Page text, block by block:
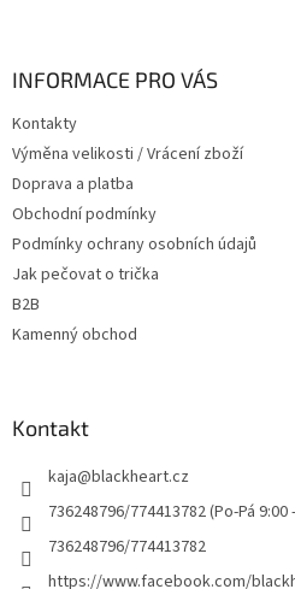
INFORMACE PRO VÁS
Kontakty
Výměna velikosti / Vrácení zboží
Doprava a platba
Obchodní podmínky
Podmínky ochrany osobních údajů
Jak pečovat o trička
B2B
Kamenný obchod
Kontakt
kaja@blackheart.cz
736248796/774413782 (Po-Pá 9:00
736248796/774413782
https://www.facebook.com/